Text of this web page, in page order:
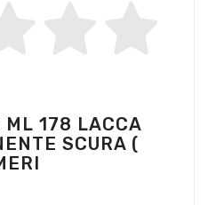
ML 178 LACCA
SCURA (